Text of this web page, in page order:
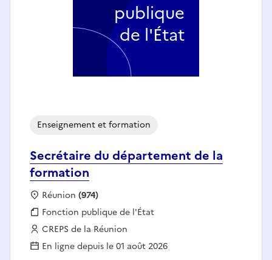
Secrétaire du département de la
formation
Enseignement et formation
Localisation :
Réunion (974)
Fonction publique :
Fonction publique de l'État
Employeur :
CREPS de la Réunion
En ligne depuis le 01 août 2026
publique
de l'État